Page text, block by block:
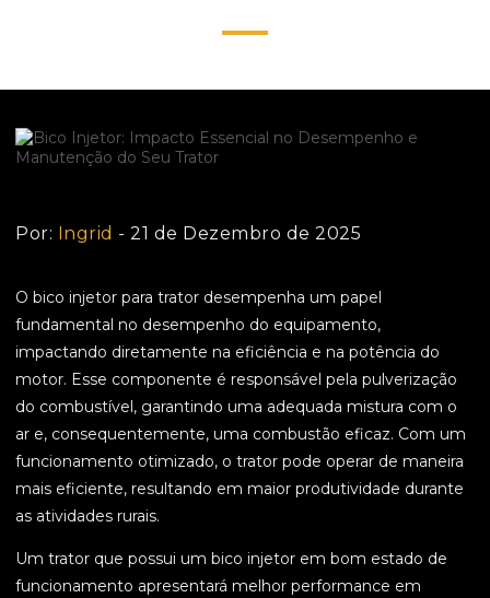
Por: Ingrid - 21 de Dezembro de 2025
O bico injetor para trator desempenha um papel
fundamental no desempenho do equipamento,
impactando diretamente na eficiência e na potência do
motor. Esse componente é responsável pela pulverização
do combustível, garantindo uma adequada mistura com o
ar e, consequentemente, uma combustão eficaz. Com um
funcionamento otimizado, o trator pode operar de maneira
mais eficiente, resultando em maior produtividade durante
as atividades rurais.
Um trator que possui um bico injetor em bom estado de
funcionamento apresentará melhor performance em